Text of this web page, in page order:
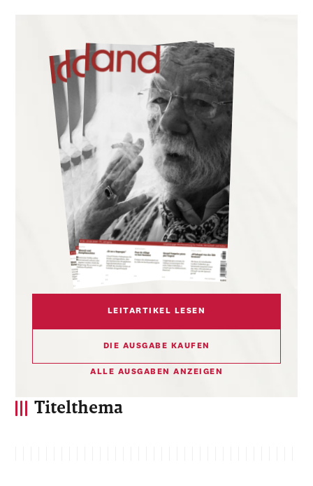
Titelthema
LEITARTIKEL LESEN
DIE AUSGABE KAUFEN
ALLE AUSGABEN ANZEIGEN